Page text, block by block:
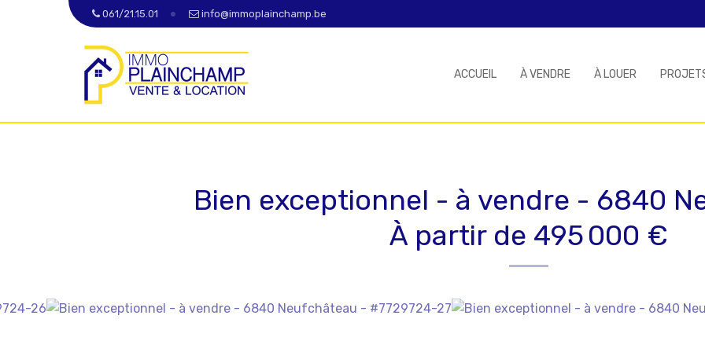
061/21.15.01 info@immoplainchamp.be
ACCUEIL À VENDRE À LOUER
Bien exceptionnel - à vendre - 6840
À partir de 495 000 €